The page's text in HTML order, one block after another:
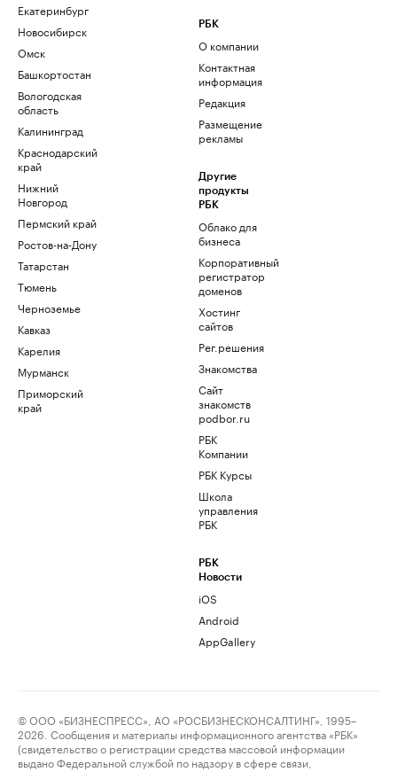
Екатеринбург
Новосибирск
Омск
Башкортостан
Вологодская
область
Калининград
Краснодарский
край
Нижний
Новгород
Пермский край
Ростов-на-Дону
Татарстан
Тюмень
Черноземье
Кавказ
Карелия
Мурманск
Приморский
край
РБК
О компании
Контактная
информация
Редакция
Размещение
рекламы
Другие
продукты
РБК
Облако для
бизнеса
Корпоративный
регистратор
доменов
Хостинг
сайтов
Рег.решения
Знакомства
Сайт
знакомств
podbor.ru
РБК
Компании
РБК Курсы
Школа
управления
РБК
РБК
Новости
iOS
Android
AppGallery
© ООО «БИЗНЕСПРЕСС», АО «РОСБИЗНЕСКОНСАЛТИНГ», 1995–
2026. Сообщения и материалы информационного агентства «РБК»
(свидетельство о регистрации средства массовой информации
выдано Федеральной службой по надзору в сфере связи,